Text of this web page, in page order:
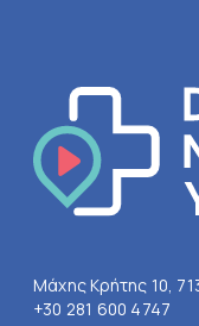
Μάχης Κρήτης 10,
+30 281 600 4747